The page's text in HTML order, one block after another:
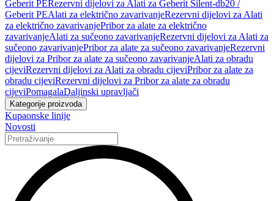
Geberit PERezervni dijelovi za Alati za Geberit Silent-db20 /
Geberit PEAlati za električno zavarivanjeRezervni dijelovi za Alati
za električno zavarivanjePribor za alate za električno
zavarivanjeAlati za sučeono zavarivanjeRezervni dijelovi za Alati za
sučeono zavarivanjePribor za alate za sučeono zavarivanjeRezervni
dijelovi za Pribor za alate za sučeono zavarivanjeAlati za obradu
cijeviRezervni dijelovi za Alati za obradu cijeviPribor za alate za
obradu cijeviRezervni dijelovi za Pribor za alate za obradu
cijeviPomagalaDaljinski upravljači
Kategorije proizvoda
Kupaonske linije
Novosti